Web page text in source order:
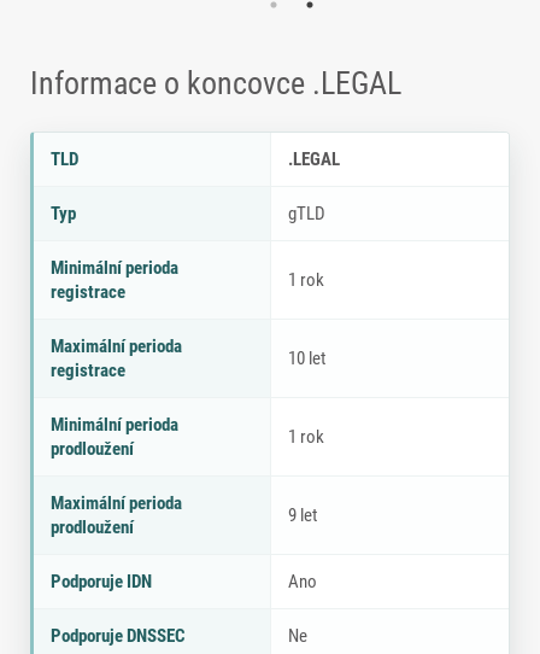
Informace o koncovce .LEGAL
P
r
e
tr
t
a
TLD .LEGAL
Typ gTLD
Minimální perioda
registrace
1 rok
Maximální perioda
registrace
10 let
Minimální perioda
prodloužení
1 rok
Maximální perioda
prodloužení
9 let
Podporuje IDN Ano
Podporuje DNSSEC Ne